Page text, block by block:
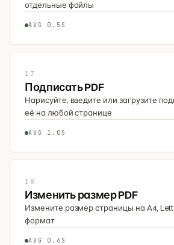
отдельные файлы
AVG 0.5S
17
Подписать PDF
Нарисуйте, введите или загрузите
её на любой странице
AVG 1.0S
18
Изменить размер PDF
Измените размер страницы на A4,
формат
AVG 0.6S